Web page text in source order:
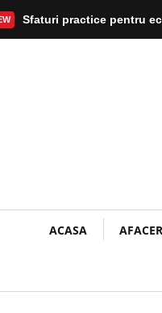
Sfaturi practice pentru
Mai mult
ACASA